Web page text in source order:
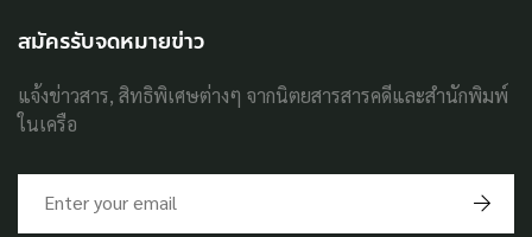
สมัครรับจดหมายข่าว
แจ้งข่าวสาร, สิทธิพิเศษต่างๆ จากนิตยสารสารคดีและสำนักพิมพ์
ในเครือ